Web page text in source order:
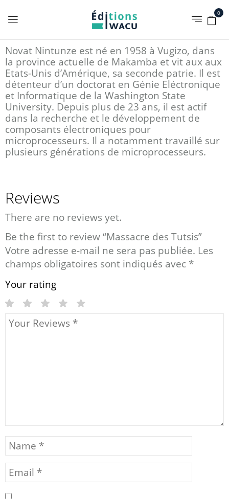
0
Novat Nintunze est né en 1958 à Vugizo, dans
la province actuelle de Makamba et vit aux aux
Etats-Unis d’Amérique, sa seconde patrie. Il est
détenteur d’un doctorat en Génie Eléctronique
et Informatique de la Washington State
University. Depuis plus de 23 ans, il est actif
dans la recherche et le développement de
composants électroniques pour
microprocesseurs. Il a notamment travaillé sur
plusieurs générations de microprocesseurs.
Reviews
There are no reviews yet.
Be the first to review “Massacre des Tutsis”
Votre adresse e-mail ne sera pas publiée. Les
champs obligatoires sont indiqués avec *
Your rating